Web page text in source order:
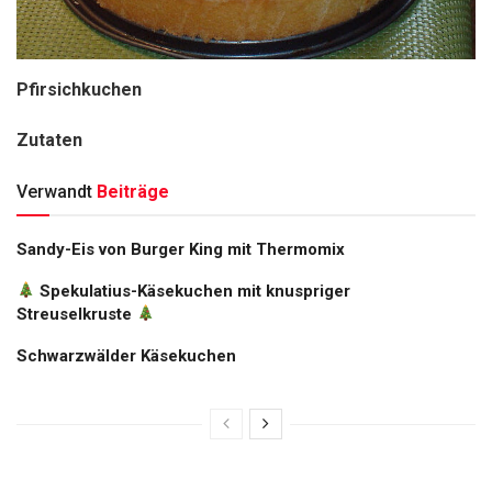
Pfirsichkuchen
Zutaten
Verwandt Beiträge
Sandy-Eis von Burger King mit Thermomix
Spekulatius-Käsekuchen mit knuspriger
Streuselkruste
Schwarzwälder Käsekuchen